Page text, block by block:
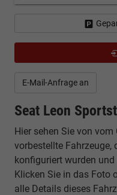
E-Mail-Anfrage an
Seat Leon
Hier sehen Sie von
vorbestellte Fahrzeuge,
konfiguriert wurden
Klicken Sie in das Foto
alle Details dieses